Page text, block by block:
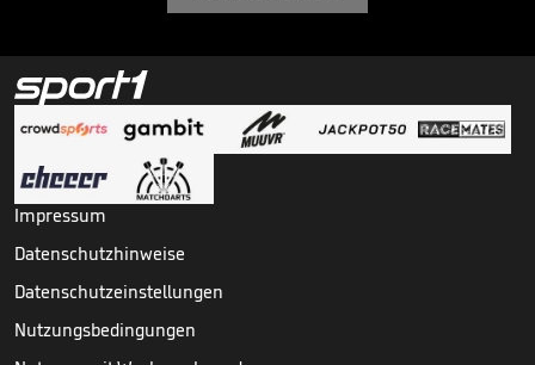
Impressum
Datenschutzhinweise
Datenschutzeinstellungen
Nutzungsbedingungen